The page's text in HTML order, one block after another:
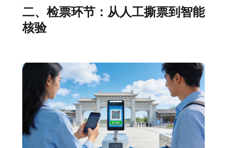
二、检票环节：从人工撕票到智能
核验